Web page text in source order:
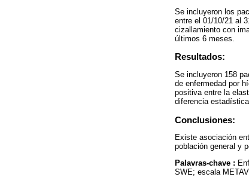
Se incluyeron los
entre el 01/10/21 al
cizallamiento con
últimos 6 meses.
Resultados:
Se incluyeron 158
de enfermedad por
positiva entre la
diferencia
Conclusiones:
Existe asociación
población general y
Palavras-chave :
SWE; escala